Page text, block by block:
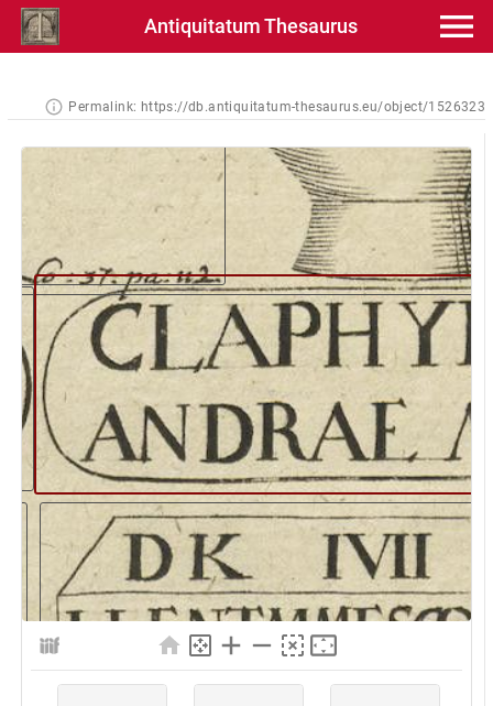
Antiquitatum Thesaurus
Permalink: https://db.antiquitatum-thesaurus.eu/object/1526323